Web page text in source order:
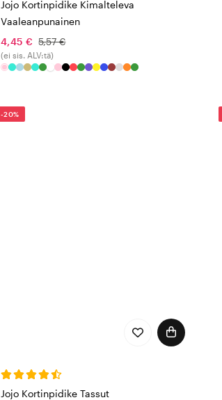
Jojo Kortinpidike Kimalteleva
Vaaleanpunainen
4,45 € 5,57 €
(ei sis. ALV:tä)
-20%
Jojo Kortinpidike Tassut